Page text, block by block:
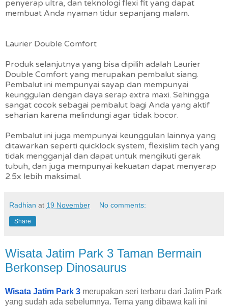
penyerap ultra, dan teknologi flexi fit yang dapat
membuat Anda nyaman tidur sepanjang malam.
Laurier Double Comfort
Produk selanjutnya yang bisa dipilih adalah Laurier
Double Comfort yang merupakan pembalut siang.
Pembalut ini mempunyai sayap dan mempunyai
keunggulan dengan daya serap extra maxi. Sehingga
sangat cocok sebagai pembalut bagi Anda yang aktif
seharian karena melindungi agar tidak bocor.
Pembalut ini juga mempunyai keunggulan lainnya yang
ditawarkan seperti quicklock system, flexislim tech yang
tidak mengganjal dan dapat untuk mengikuti gerak
tubuh, dan juga mempunyai kekuatan dapat menyerap
2.5x lebih maksimal.
Radhian at 19 November No comments:
Share
Wisata Jatim Park 3 Taman Bermain
Berkonsep Dinosaurus
Wisata Jatim Park 3 merupakan seri terbaru dari Jatim Park
yang sudah ada sebelumnya. Tema yang dibawa kali ini